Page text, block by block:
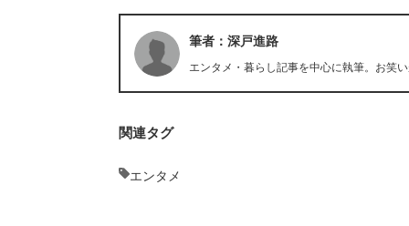
筆者：深戸進路
エンタメ・暮らし記事を中心に執筆。お笑
関連タグ
エンタメ